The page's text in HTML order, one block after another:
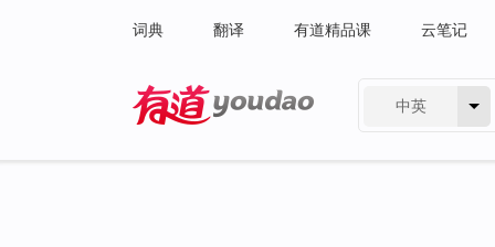
词典 翻译 有道精品课 云笔记
中英